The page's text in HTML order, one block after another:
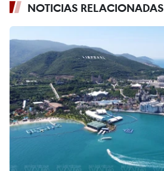
NOTICIAS RELACIONADAS